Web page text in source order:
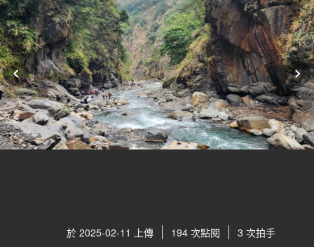
於 2025-02-11 上傳 194 次點閱 3 次拍手